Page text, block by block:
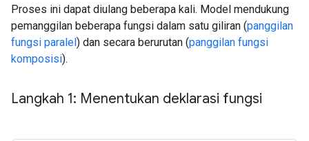
Proses ini dapat diulang beberapa kali. Model mendukung
pemanggilan beberapa fungsi dalam satu giliran (panggilan
fungsi paralel ) dan secara berurutan (panggilan fungsi
komposisi).
Langkah 1: Menentukan deklarasi fungsi